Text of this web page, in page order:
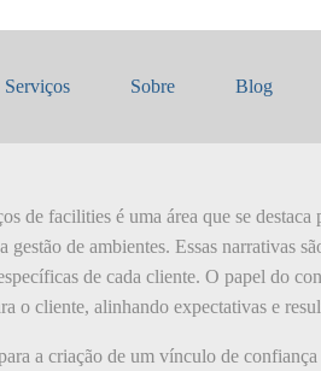
Serviços Sobre Blog
consultoria
de facilities é uma área que se destaca
de ambientes. Essas narrativas
de cada cliente. O papel do
o cliente, alinhando expectativas e
a criação de um vínculo de